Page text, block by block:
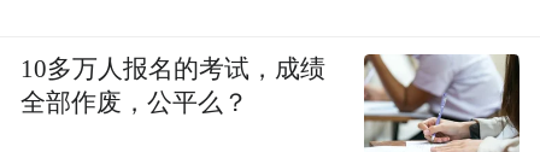
10多万人报名的考试，成绩
全部作废，公平么？